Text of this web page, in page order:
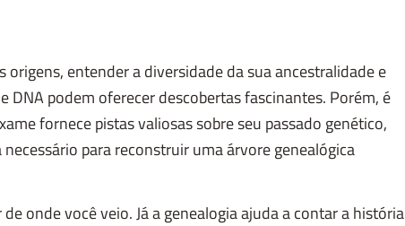
origens, entender a diversidade da sua ancestralidade e
DNA podem oferecer descobertas fascinantes. Porém, é
fornece pistas valiosas sobre seu passado genético,
para reconstruir uma árvore genealógica
onde você veio. Já a genealogia ajuda a contar a história